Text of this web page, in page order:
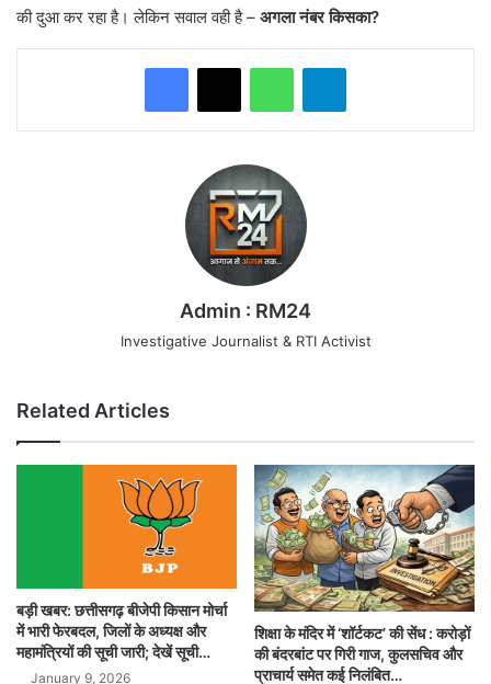
की दुआ कर रहा है। लेकिन सवाल वही है – अगला नंबर किसका?
WhatsAppTelegram
Admin : RM24
Investigative Journalist & RTI Activist
Related Articles
बड़ी खबर: छत्तीसगढ़ बीजेपी किसान मोर्चा
में भारी फेरबदल, जिलों के अध्यक्ष और
महामंत्रियों की सूची जारी; देखें सूची…
January 9, 2026
शिक्षा के मंदिर में ‘शॉर्टकट’ की सेंध : करोड़ों
की बंदरबांट पर गिरी गाज, कुलसचिव और
प्राचार्य समेत कई निलंबित…